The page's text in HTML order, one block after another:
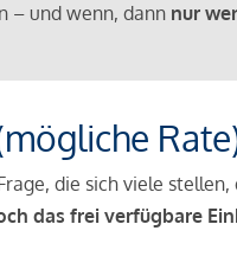
– und wenn, dann nur
die sich viele
das frei verfügbare